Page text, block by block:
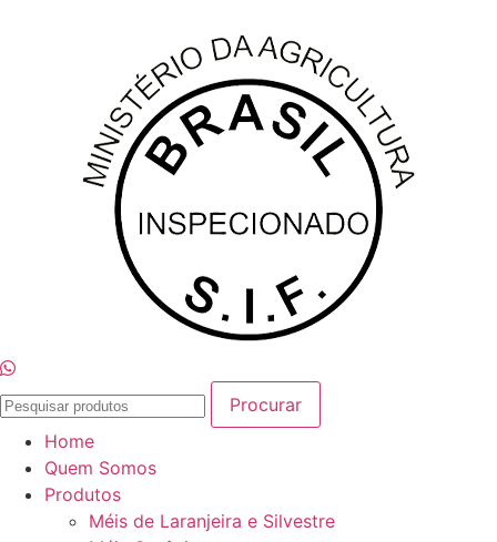
Procurar
Home
Quem Somos
Produtos
Méis de Laranjeira e Silvestre